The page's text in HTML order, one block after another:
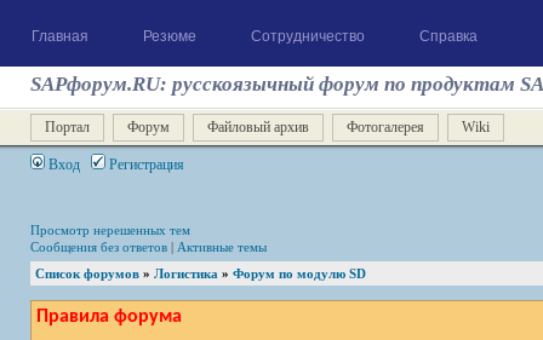
Главная Резюме Сотрудничество Справка
SAPфорум.RU: русскоязычный форум по продуктам
Портал Форум Файловый архив Фотогалерея Wiki
Вход Регистрация
Просмотр нерешенных тем
Сообщения без ответов | Активные темы
Список форумов » Логистика » Форум по модулю SD
Правила форума